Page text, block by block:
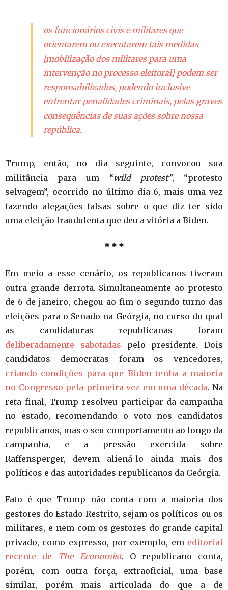
os funcionários civis e militares que
orientarem ou executarem tais medidas
[mobilização dos militares para uma
intervenção no processo eleitoral] podem ser
responsabilizados, podendo inclusive
enfrentar penalidades criminais, pelas graves
consequências de suas ações sobre nossa
república.
Trump, então, no dia seguinte, convocou sua
militância para um “wild protest”, “protesto
selvagem”, ocorrido no último dia 6, mais uma vez
fazendo alegações falsas sobre o que diz ter sido
uma eleição fraudulenta que deu a vitória a Biden.
* * *
Em meio a esse cenário, os republicanos tiveram
outra grande derrota. Simultaneamente ao protesto
de 6 de janeiro, chegou ao fim o segundo turno das
eleições para o Senado na Geórgia, no curso do qual
as candidaturas republicanas foram
deliberadamente sabotadas pelo presidente. Dois
candidatos democratas foram os vencedores,
criando condições para que Biden tenha a maioria
no Congresso pela primeira vez em uma década. Na
reta final, Trump resolveu participar da campanha
no estado, recomendando o voto nos candidatos
republicanos, mas o seu comportamento ao longo da
campanha, e a pressão exercida sobre
Raffensperger, devem aliená-lo ainda mais dos
políticos e das autoridades republicanos da Geórgia.
Fato é que Trump não conta com a maioria dos
gestores do Estado Restrito, sejam os políticos ou os
militares, e nem com os gestores do grande capital
privado, como expresso, por exemplo, em editorial
recente de The Economist. O republicano conta,
porém, com outra força, extraoficial, uma base
similar, porém mais articulada do que a de